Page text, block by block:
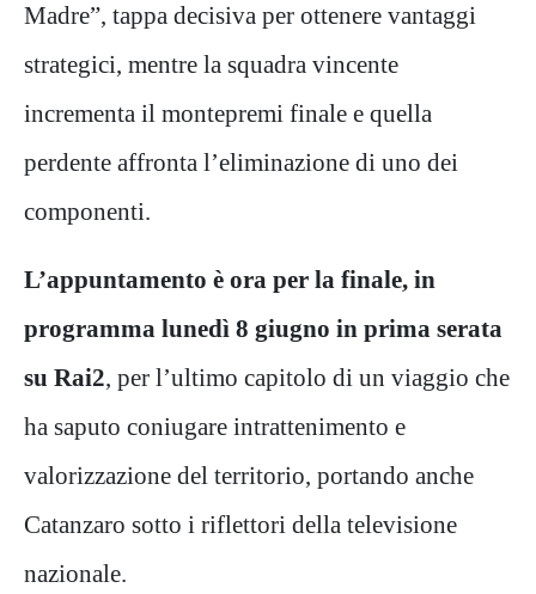
Madre”, tappa decisiva per ottenere vantaggi
strategici, mentre la squadra vincente
incrementa il montepremi finale e quella
perdente affronta l’eliminazione di uno dei
componenti.
L’appuntamento è ora per la finale, in
programma lunedì 8 giugno in prima serata
su Rai2, per l’ultimo capitolo di un viaggio che
ha saputo coniugare intrattenimento e
valorizzazione del territorio, portando anche
Catanzaro sotto i riflettori della televisione
nazionale.